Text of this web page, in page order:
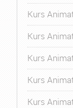
Kurs
Kurs
Kurs
Kurs
Kurs